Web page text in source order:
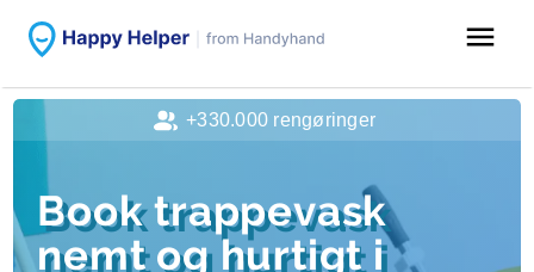
menu
Book trappevask
nemt og hurtigt i
+330.000 rengøringer